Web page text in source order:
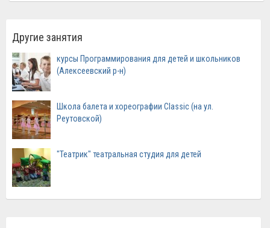
Другие занятия
курсы Программирования для детей и школьников
(Алексеевский р-н)
Школа балета и хореографии Classic (на ул.
Реутовской)
"Театрик" театральная студия для детей